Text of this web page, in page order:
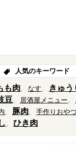
人気のキーワード
も肉 なす きゅう
豆 居酒屋メニュー
豚肉 手作りおやつ
ひき肉